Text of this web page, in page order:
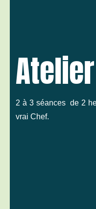
2 à 3 séances de 2
vrai Chef.